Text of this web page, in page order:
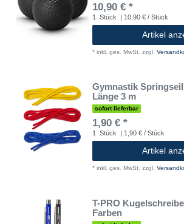
10,90 € *
1 Stück | 10,90 € / Stück
Artikel
* inkl. ges. MwSt. zzgl.
Gymnastik
Länge 3 m
sofort lieferbar
1,90 € *
1 Stück | 1,90 € / Stück
Artikel
* inkl. ges. MwSt. zzgl.
T-PRO
Farben